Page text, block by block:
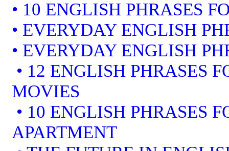
• 10 ENGLISH PHRASES
• EVERYDAY ENGLISH
• EVERYDAY ENGLISH
• 12 ENGLISH PHRASES
MOVIES
• 10 ENGLISH PHRASES
APARTMENT